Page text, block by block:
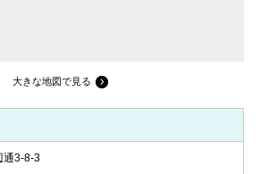
大きな地図で見る
通3-8-3